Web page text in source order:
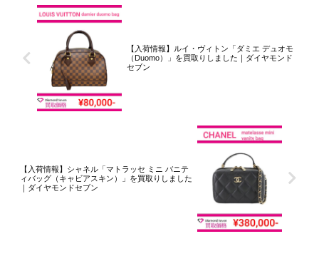
【入荷情報】ルイ・ヴィトン「ダミエ デュオモ
（Duomo）」を買取りしました｜ダイヤモンド
セブン
【入荷情報】シャネル「マトラッセ ミニ バニテ
ィバッグ（キャビアスキン）」を買取りしました
｜ダイヤモンドセブン